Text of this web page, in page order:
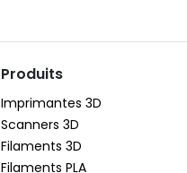
Produits
Imprimantes 3D
Scanners 3D
Filaments 3D
Filaments PLA